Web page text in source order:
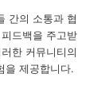
간의 소통과 협
드백을 주고받
한 커뮤니티의
을 제공합니다.